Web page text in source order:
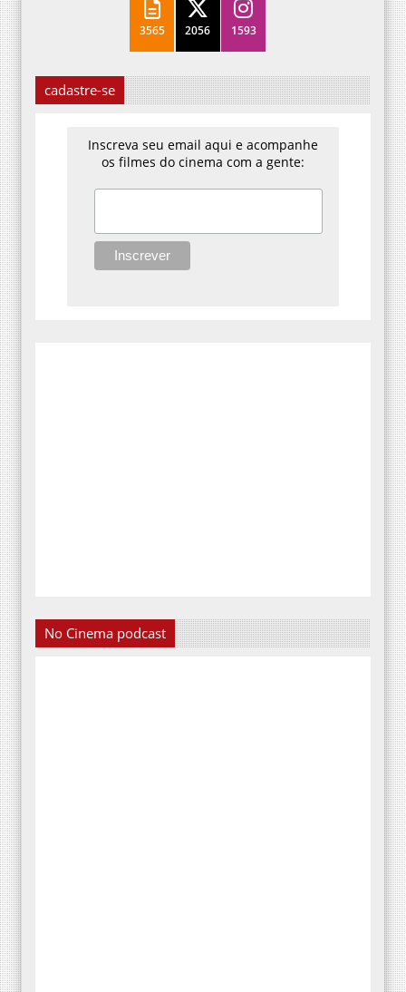
3565 2056 1593
cadastre-se
Inscreva seu email aqui e acompanhe
os filmes do cinema com a gente:
No Cinema podcast